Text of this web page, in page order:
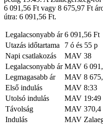
6 091,56 Ft vagy 8 675,97 Ft
útra: 6 091,56 Ft.
Legalacsonyabb ár 6 091,56 Ft
Utazás időtartama
7 ó és 55 p
Napi csatlakozás
MAV 38
Legalacsonyabb ár MAV 6
Legmagasabb ár
MAV 8
Első indulás
MAV 8:33
Utolsó indulás
MAV 19:49
Távolság
MAV 370,4
Indulás
MAV